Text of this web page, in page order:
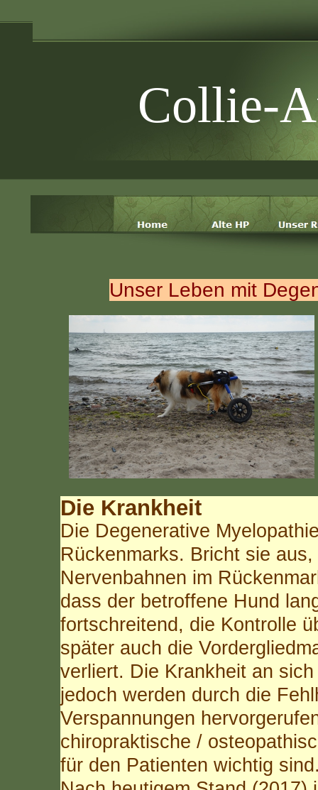
Collie-
Unser Leben mit
Die Krankheit
Die Degenerative
Rückenmarks. Bricht sie
Nervenbahnen im
dass der betroffene Hund
fortschreitend, die Kontrolle
später auch die
verliert. Die Krankheit an
jedoch werden durch die
Verspannungen
chiropraktische /
für den Patienten wichtig